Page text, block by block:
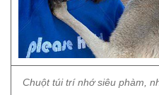
Chuột túi trí nhớ siêu phàm,